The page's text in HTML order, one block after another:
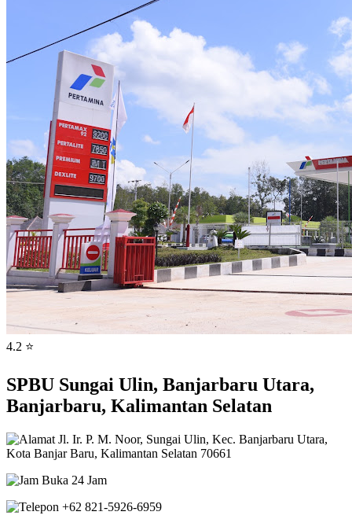
4.2 ⭐
SPBU Sungai Ulin, Banjarbaru Utara,
Banjarbaru, Kalimantan Selatan
Jl. Ir. P. M. Noor, Sungai Ulin, Kec. Banjarbaru Utara,
Kota Banjar Baru, Kalimantan Selatan 70661
Buka 24 Jam
+62 821-5926-6959